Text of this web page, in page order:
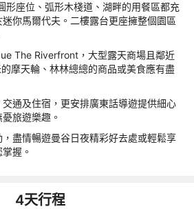
形座位、弧形木棧道、湖畔的用餐區都充
你馬爾代夫。二樓露台更座擁整個園區
The Riverfront，大型露天商場且鄰近
摩天輪、林林總總的商品或美食應有盡
通及住宿，更安排廣東話導遊提供細心
旅遊樂趣。
盡情暢遊曼谷日夜精彩好去處或輕鬆享
握。
4天行程